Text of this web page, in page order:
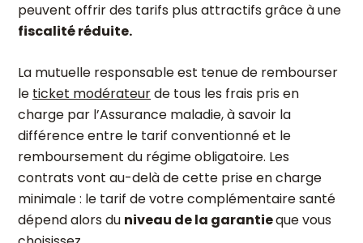
peuvent offrir des tarifs plus attractifs grâce à une
fiscalité réduite.
La mutuelle responsable est tenue de rembourser
le ticket modérateurde tous les frais pris en
charge par l’Assurance maladie, à savoir la
différence entre le tarif conventionné et le
remboursement du régime obligatoire. Les
contrats vont au-delà de cette prise en charge
minimale : le tarif de votre complémentaire santé
dépend alors du niveau de la garantieque vous